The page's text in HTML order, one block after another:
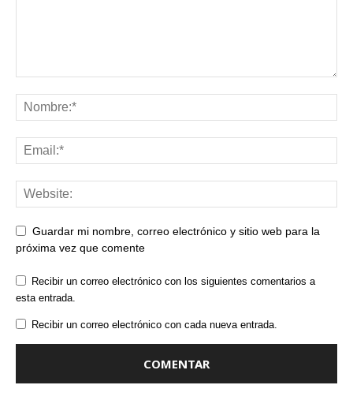
Guardar mi nombre, correo electrónico y sitio web para la
próxima vez que comente
Recibir un correo electrónico con los siguientes comentarios a
esta entrada.
Recibir un correo electrónico con cada nueva entrada.